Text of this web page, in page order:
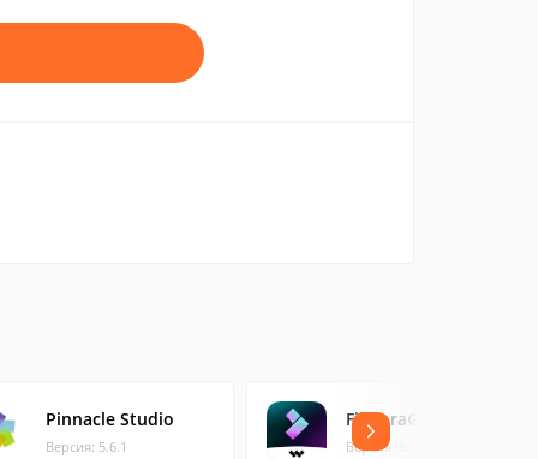
Pinnacle Studio
Версия: 5.6.1
FilmoraGo
Версия: 6.6.5